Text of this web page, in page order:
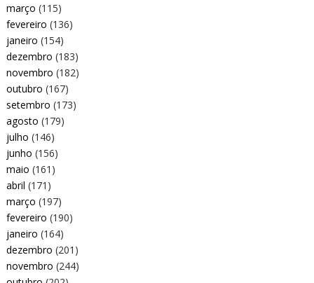
março (115)
fevereiro (136)
janeiro (154)
dezembro (183)
novembro (182)
outubro (167)
setembro (173)
agosto (179)
julho (146)
junho (156)
maio (161)
abril (171)
março (197)
fevereiro (190)
janeiro (164)
dezembro (201)
novembro (244)